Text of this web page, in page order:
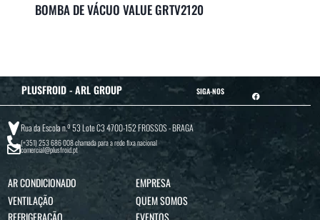
BOMBA DE VÁCUO VALUE GRTV2120
PLUSFROID - ARL GROUP SIGA-NOS
Rua da Escola n.º 53 Lote C3 4700-152 FROSSOS - BRAGA
(+351) 253 686 008chamada para a rede fixa nacional
comercial@plusfroid.pt
AR CONDICIONADO
VENTILAÇÃO
REFRIGERAÇÃO
EMPRESA
QUEM SOMOS
EVENTOS